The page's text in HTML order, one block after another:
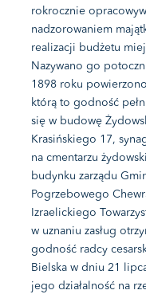
rokrocznie
nadzorowaniem
realizacji budżetu
Nazywano go
1898 roku
którą to godność
się w budowę
Krasińskiego 17,
na cmentarzu
budynku zarządu
Pogrzebowego
Izraelickiego
w uznaniu zasług
godność radcy
Bielska w dniu 21
jego działalność na